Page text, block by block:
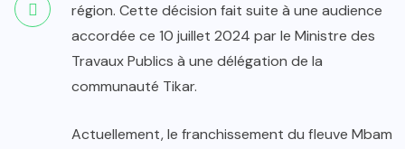
région. Cette décision fait suite à une audience
accordée ce 10 juillet 2024 par le Ministre des
Travaux Publics à une délégation de la
communauté Tikar.
Actuellement, le franchissement du fleuve Mbam